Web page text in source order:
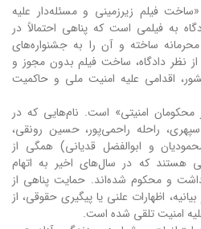
فیلم زیرزمینی و مسئله‌دار علیه
به فیلمی است که پناهی احتمالاً در
ساخته و آن را به جشنواره‌های
نظر دادگاه، ساخت فیلم بدون مجوز و
اقدامی علیه امنیت ملی و حاکمیت
امنیتی» است. نام‌هایی که در
راحله راحمی‌پور، حسین رونقی،
و ابوالفضل قدیانی) همگی از
هستند که در سال‌های اخیر به اتهام
و محکوم شده‌اند. حمایت پناهی از
اظهارات علنی یا پیگیری حقوقی، از
امنیت تلقی شده است.